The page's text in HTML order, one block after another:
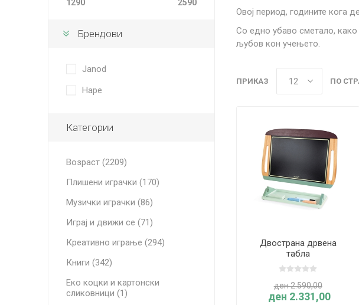
Овој период, годините кога
Со едно убаво сметало, како
љубов кон учењето.
ПРИКАЗ ПО
Двострана дрвена
табла
ден 2.590,00
ден 2.331,00
1290 2590
Брендови
Janod
Hape
Категории
Возраст (2209)
Плишени играчки (170)
Музички играчки (86)
Играј и движи се (71)
Креативно играње (294)
Книги (342)
Еко коцки и картонски
сликовници (1)